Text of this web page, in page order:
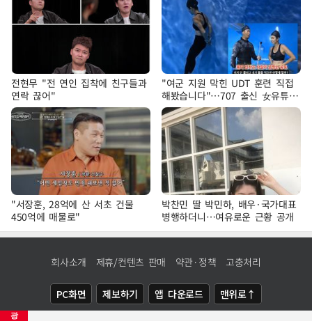
광
전현무 "전 연인 집착에 친구들과
연락 끊어"
"여군 지원 막힌 UDT 훈련 직접
해봤습니다"…707 출신 女유튜버
'완벽 소화'
"서장훈, 28억에 산 서초 건물
450억에 매물로"
박찬민 딸 박민하, 배우·국가대표
병행하더니…여유로운 근황 공개
회사소개 제휴/컨텐츠 판매 약관·정책 고충처리
PC화면 제보하기 앱 다운로드 맨위로↑